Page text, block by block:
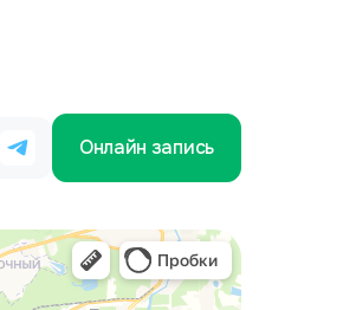
Онлайн запись